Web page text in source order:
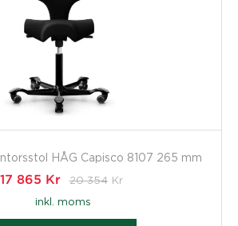
HÅG Capisco 8107 265 mm
17 865 Kr 20 354 Kr
inkl. moms